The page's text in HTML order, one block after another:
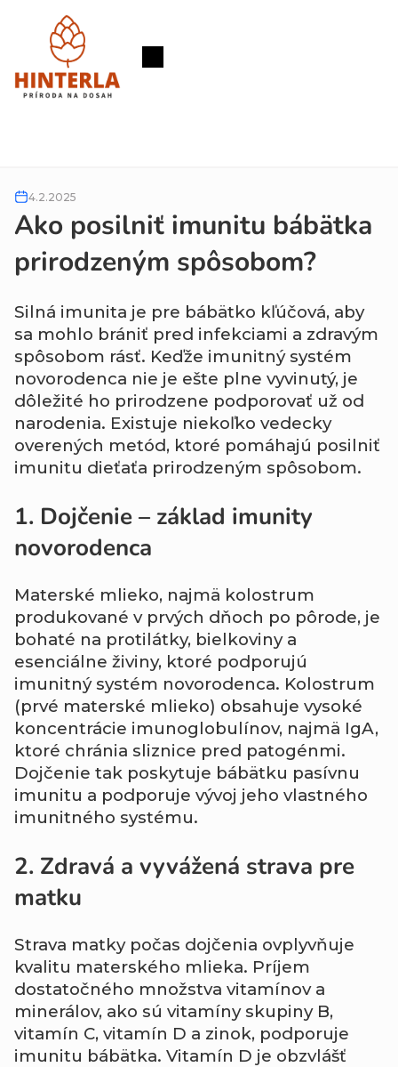
Nákupný
Ako posilniť imunitu bábätka
prirodzeným spôsobom?
4.2.2025
Silná imunita je pre bábätko kľúčová, aby
sa mohlo brániť pred infekciami a zdravým
spôsobom rásť. Keďže imunitný systém
novorodenca nie je ešte plne vyvinutý, je
dôležité ho prirodzene podporovať už od
narodenia. Existuje niekoľko vedecky
overených metód, ktoré pomáhajú posilniť
imunitu dieťaťa prirodzeným spôsobom.
1. Dojčenie – základ imunity
novorodenca
Materské mlieko, najmä kolostrum
produkované v prvých dňoch po pôrode, je
bohaté na protilátky, bielkoviny a
esenciálne živiny, ktoré podporujú
imunitný systém novorodenca. Kolostrum
(prvé materské mlieko) obsahuje vysoké
koncentrácie imunoglobulínov, najmä IgA,
ktoré chránia sliznice pred patogénmi.
Dojčenie tak poskytuje bábätku pasívnu
imunitu a podporuje vývoj jeho vlastného
imunitného systému.
2. Zdravá a vyvážená strava pre
matku
Strava matky počas dojčenia ovplyvňuje
kvalitu materského mlieka. Príjem
dostatočného množstva vitamínov a
minerálov, ako sú vitamíny skupiny B,
vitamín C, vitamín D a zinok, podporuje
imunitu bábätka. Vitamín D je obzvlášť